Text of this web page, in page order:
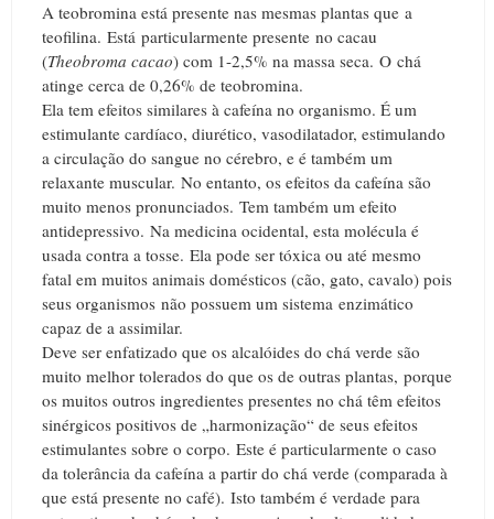
A teobromina está presente nas mesmas plantas que a
teofilina. Está particularmente presente no cacau
(Theobroma cacao) com 1-2,5% na massa seca. O chá
atinge cerca de 0,26% de teobromina.
Ela tem efeitos similares à cafeína no organismo. É um
estimulante cardíaco, diurético, vasodilatador, estimulando
a circulação do sangue no cérebro, e é também um
relaxante muscular. No entanto, os efeitos da cafeína são
muito menos pronunciados. Tem também um efeito
antidepressivo. Na medicina ocidental, esta molécula é
usada contra a tosse. Ela pode ser tóxica ou até mesmo
fatal em muitos animais domésticos (cão, gato, cavalo) pois
seus organismos não possuem um sistema enzimático
capaz de a assimilar.
Deve ser enfatizado que os alcalóides do chá verde são
muito melhor tolerados do que os de outras plantas, porque
os muitos outros ingredientes presentes no chá têm efeitos
sinérgicos positivos de „harmonização“ de seus efeitos
estimulantes sobre o corpo. Este é particularmente o caso
da tolerância da cafeína a partir do chá verde (comparada à
que está presente no café). Isto também é verdade para